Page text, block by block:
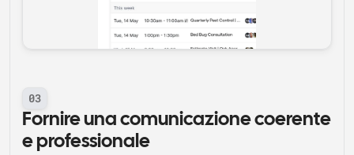
03
Fornire una comunicazione coerente
e professionale